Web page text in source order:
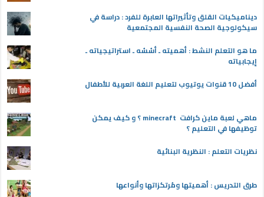
ديناميكيات القلق وتأثيراتها العابرة للفرد : دراسة في
سيكولوجية الصحة النفسية المجتمعية
ما هو التعلم النشط : أهميته ـ أسُسُه ـ استراتيجياته ـ
إيجابياته
أفضل 10 قنوات يوتيوب لتعليم اللغة العربية للأطفال
ماهي لعبة ماين كرافت minecraft ؟ و كيف يمكن
توظيفها في التعليم ؟
نظريات التعلم : النظرية البنائية
طرق التدريس : أهميتها ومُرتكزاتها وأنواعها